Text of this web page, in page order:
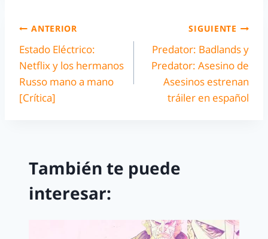
ANTERIOR
Estado Eléctrico:
Netflix y los hermanos
Russo mano a mano
[Crítica]
SIGUIENTE
Predator: Badlands y
Predator: Asesino de
Asesinos estrenan
tráiler en español
También te puede
interesar: